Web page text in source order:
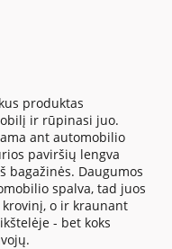
produktas
ir rūpinasi juo.
ant automobilio
paviršių lengva
bagažinės. Daugumos
spalva, tad juos
o ir kraunant
- bet koks